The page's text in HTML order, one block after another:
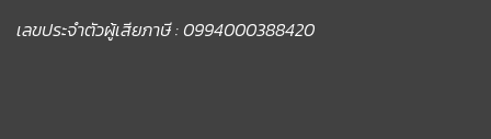
เลขประจำตัวผู้เสียภาษี : 0994000388420